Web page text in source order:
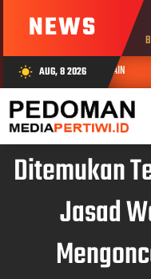
NEWS
wb_sunny AUG, 8 2026
M BUKAN UNTUK MAIN-MAIN
Ditemukan
Jasad